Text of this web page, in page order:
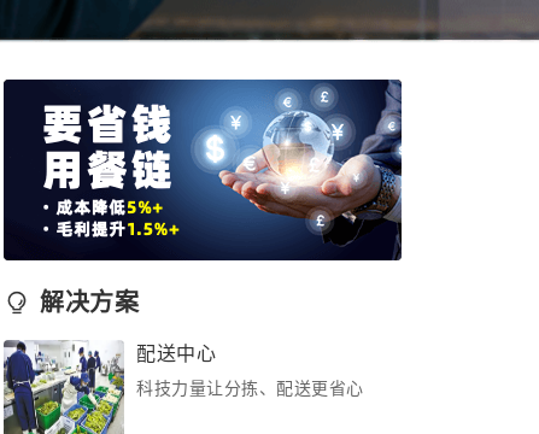
解决方案
配送中心
科技力量让分拣、配送更省心